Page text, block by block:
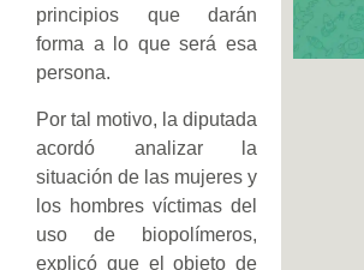
principios que darán
forma a lo que será esa
persona.
Por tal motivo, la diputada
acordó analizar la
situación de las mujeres y
los hombres víctimas del
uso de biopolímeros,
explicó que el objeto de